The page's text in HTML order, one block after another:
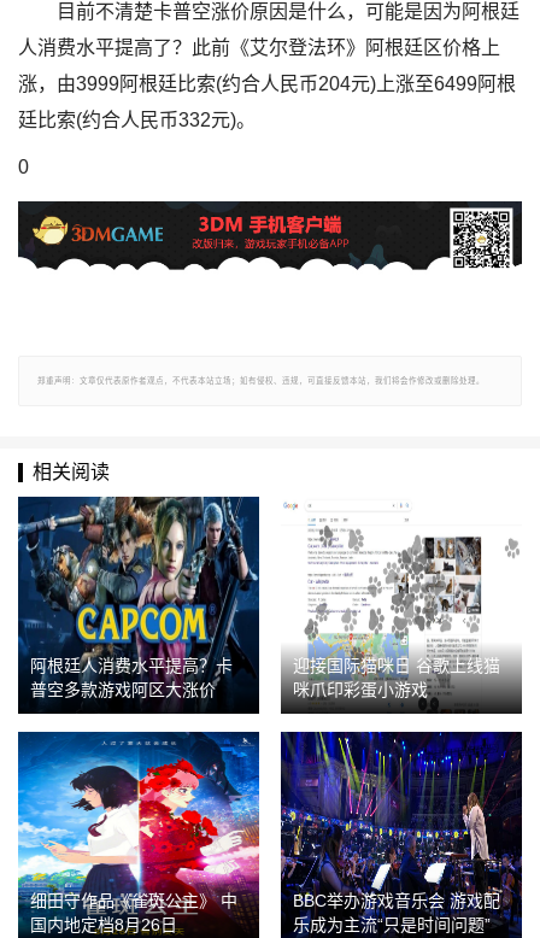
目前不清楚卡普空涨价原因是什么，可能是因为阿根廷
人消费水平提高了？此前《艾尔登法环》阿根廷区价格上
涨，由3999阿根廷比索(约合人民币204元)上涨至6499阿根
廷比索(约合人民币332元)。
0
郑重声明：文章仅代表原作者观点，不代表本站立场；如有侵权、违规，可直接反馈本站，我们将会作修改或删除处理。
相关阅读
阿根廷人消费水平提高？卡
普空多款游戏阿区大涨价
迎接国际猫咪日 谷歌上线猫
咪爪印彩蛋小游戏
细田守作品《雀斑公主》 中
国内地定档8月26日
BBC举办游戏音乐会 游戏配
乐成为主流“只是时间问题”